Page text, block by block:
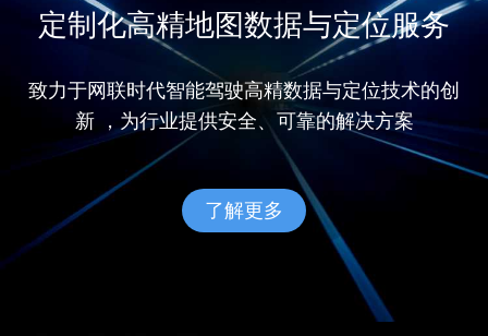
定制化高精地图数据与定位服务
致力于网联时代智能驾驶高精数据与定位技术的创
新 ，为行业提供安全、可靠的解决方案
了解更多